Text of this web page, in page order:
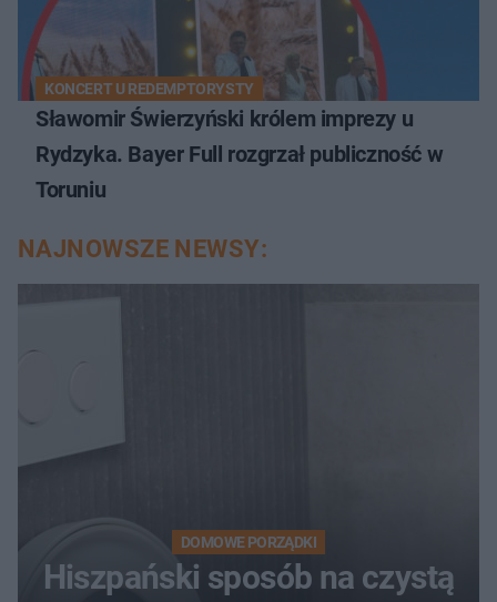
KONCERT U REDEMPTORYSTY
Sławomir Świerzyński królem imprezy u
Rydzyka. Bayer Full rozgrzał publiczność w
Toruniu
NAJNOWSZE NEWSY:
DOMOWE PORZĄDKI
Hiszpański sposób na czystą